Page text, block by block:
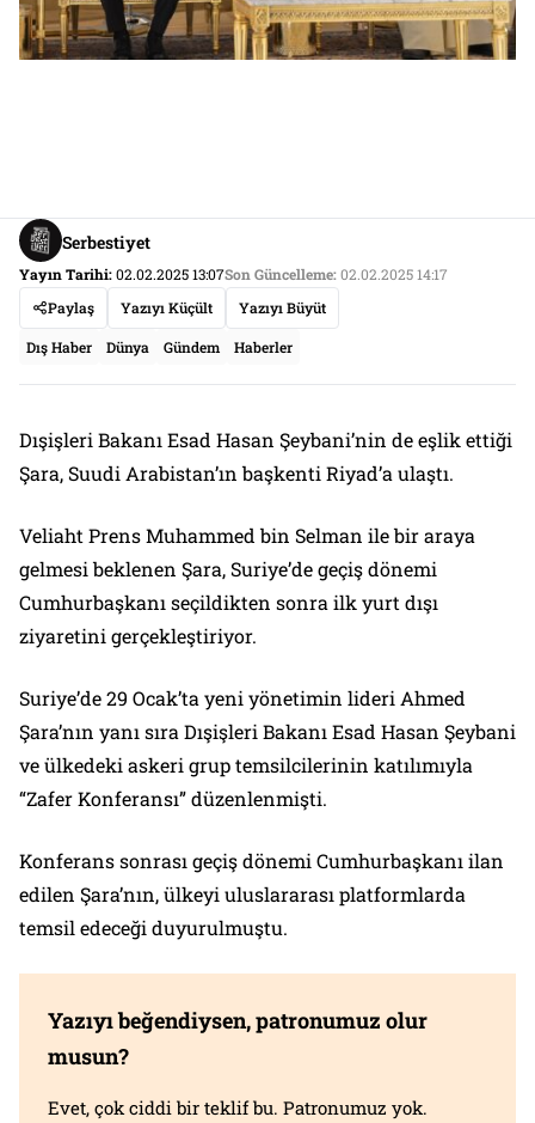
Serbestiyet
Yayın Tarihi:02.02.2025 13:07Son Güncelleme:02.02.2025 14:17
Paylaş
Yazıyı Küçült Yazıyı Büyüt
Dış Haber Dünya Gündem Haberler
Dışişleri Bakanı Esad Hasan Şeybani’nin de eşlik ettiği
Şara, Suudi Arabistan’ın başkenti Riyad’a ulaştı.
Veliaht Prens Muhammed bin Selman ile bir araya
gelmesi beklenen Şara, Suriye’de geçiş dönemi
Cumhurbaşkanı seçildikten sonra ilk yurt dışı
ziyaretini gerçekleştiriyor.
Suriye’de 29 Ocak’ta yeni yönetimin lideri Ahmed
Şara’nın yanı sıra Dışişleri Bakanı Esad Hasan Şeybani
ve ülkedeki askeri grup temsilcilerinin katılımıyla
“Zafer Konferansı” düzenlenmişti.
Konferans sonrası geçiş dönemi Cumhurbaşkanı ilan
edilen Şara’nın, ülkeyi uluslararası platformlarda
temsil edeceği duyurulmuştu.
Yazıyı beğendiysen, patronumuz olur
musun?
Evet, çok ciddi bir teklif bu. Patronumuz yok.